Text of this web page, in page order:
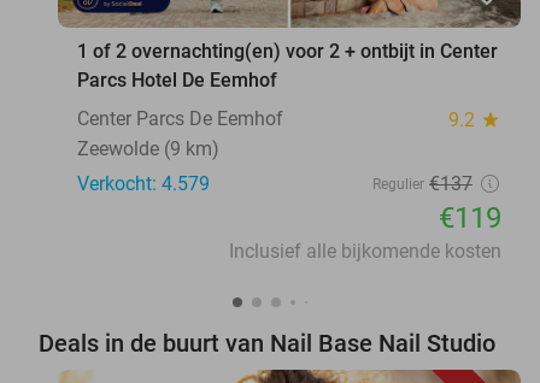
1 of 2 overnachting(en) voor 2 + ontbijt in Center
Parcs Hotel De Eemhof
Center Parcs De Eemhof
9.2 star
Zeewolde (9 km)
Verkocht: 4.579
Regulier €137
€119
Inclusief alle bijkomende kosten
Deals in de buurt van Nail Base Nail Studio